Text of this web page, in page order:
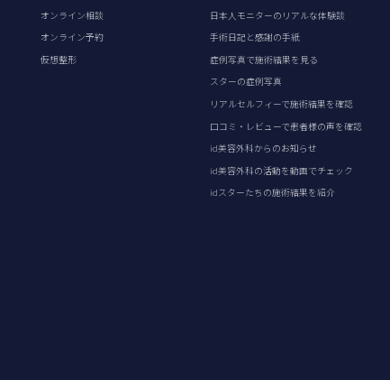
オンライン相談
オンライン予約
仮想整形
日本人モニターのリアルな体験談
手術日記と感謝の手紙
症例写真で施術結果を見る
スターの症例写真
リアルセルフィーで施術結果を確認
口コミ・レビューで患者様の声を確認
id美容外科からのお知らせ
id美容外科の活動を動画でチェック
idスターたちの施術結果を紹介